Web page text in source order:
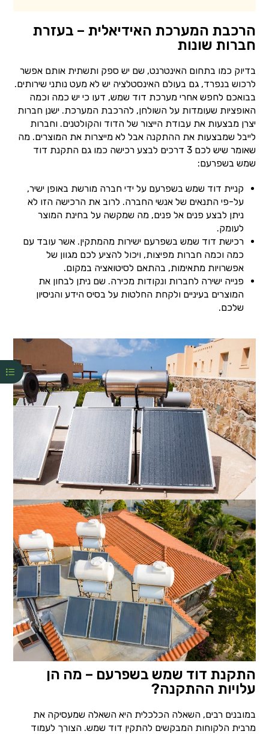
הרכבת המערכת האידיאלית – בעזרת
חברות שונות
בדיוק כמו בתחום האינטרנט, שם יש ספק ותשתית אותם אפשר
לרכוש בנפרד, גם בעולם האינסטלציה יש לא מעט נותני שירותים.
בבואכם לחפש אחרי מערכת דוד שמש, דעו כי יש כמה וכמה
האופציות שעומדות על השולחן, להרכבת המערכת. ישנן חברות
יצרן מבצעות את עבודת הייצור של הדוד והקולטנים. וחברות
לייבל שמבצעות את ההתקנה אבל לא מייצרות את המוצרים. מה
שאומר שיש לכם 3 דרכים לבצע רכישה כמו גם התקנת דוד
שמש בשפרעם:
קניית דוד שמש בשפרעם על ידי חברה מורשת באופן ישיר,
על-פי התנאים של אנשי החברה. לרוב את הרכישה הזו לא
ניתן לבצע פנים אל פנים, מה שמקשה על בחינת המוצר
לעומק.
רכישת דוד שמש בשפרעם ישירות מהמתקין. אשר עובד עם
כמה וכמה חברות מפיצות, ויכול להציע לכם מגוון של
אפשרויות מתאימות, בהתאם לסיטואציה במקום.
פנייה ישירה לחברות ונקודות מכירה. שם ניתן לבחון את
המוצרים בעיניים ולקחת החלטות על בסיס הידע והניסיון
שלכם.
התקנת דוד שמש בשפרעם – מה הן
עלויות ההתקנה?
במובנים רבים, השאלה הכלכלית היא השאלה שמעסיקה את
מרבית הלקוחות המבקשים להתקין דוד שמש. הצורך לעמוד